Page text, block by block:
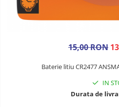
15,00 RON
Baterie litiu CR2477
IN
Durata de